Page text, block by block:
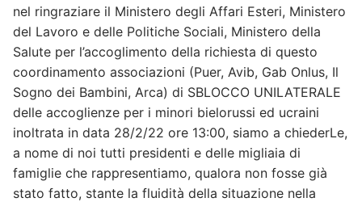
nel ringraziare il Ministero degli Affari Esteri, Ministero
del Lavoro e delle Politiche Sociali, Ministero della
Salute per l’accoglimento della richiesta di questo
coordinamento associazioni (Puer, Avib, Gab Onlus, Il
Sogno dei Bambini, Arca) di SBLOCCO UNILATERALE
delle accoglienze per i minori bielorussi ed ucraini
inoltrata in data 28/2/22 ore 13:00, siamo a chiederLe,
a nome di noi tutti presidenti e delle migliaia di
famiglie che rappresentiamo, qualora non fosse già
stato fatto, stante la fluidità della situazione nella